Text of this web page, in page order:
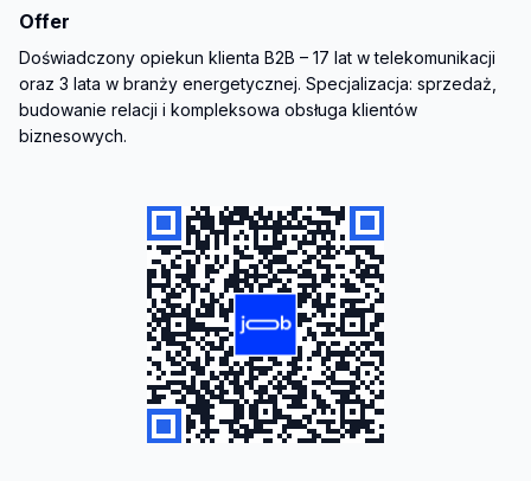
Offer
Doświadczony opiekun klienta B2B – 17 lat w telekomunikacji
oraz 3 lata w branży energetycznej. Specjalizacja: sprzedaż,
budowanie relacji i kompleksowa obsługa klientów
biznesowych.